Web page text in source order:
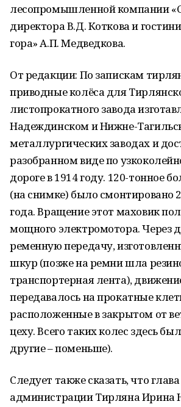
лесопромышленной компании
директора В.Д. Коткова и
гора» А.П. Медведкова.
От редакции: По запискам
приводные колёса для
листопрокатного завода
Надеждинском и Нижне-
металлургических заводах и
разобранном виде по
дороге в 1914 году. 120-тонное
(на снимке) было смонтировано
года. Вращение этот маховик
мощного электромотора. Через
ременную передачу,
шкур (позже на ремни шла
транспортерная лента),
передавалось на прокатные
расположенные в закрытом от
цеху. Всего таких колес здесь
другие – поменьше).
Следует также сказать, что глава
администрации Тирляна Ирина